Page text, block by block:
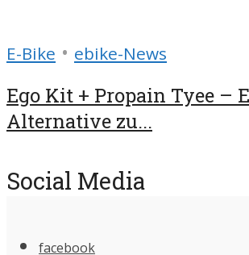
E-Bike • ebike-News
Ego Kit + Propain Tyee –
Alternative zu...
Social Media
facebook